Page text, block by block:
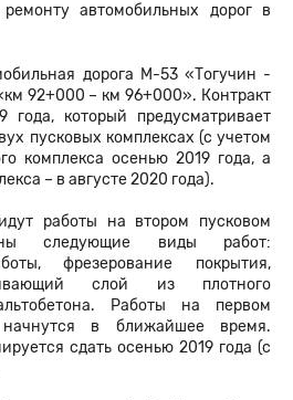
автомобильных дорог в
дорога М-53 «Тогучин -
92+000 – км 96+000». Контракт
который предусматривает
пусковых комплексах (с учетом
комплекса осенью 2019 года, а
– в августе 2020 года).
работы на втором пусковом
следующие виды работ:
фрезерование покрытия,
слой из плотного
Работы на первом
начнутся в ближайшее время.
сдать осенью 2019 года (с